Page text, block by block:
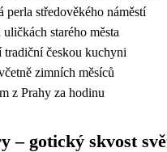
perla středověkého náměstí
starého města
tradiční českou kuchyni
zimních měsíců
z Prahy za hodinu
– gotický skvost